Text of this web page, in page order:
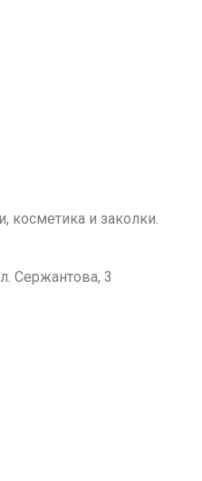
и заколки.
Сержантова, 3